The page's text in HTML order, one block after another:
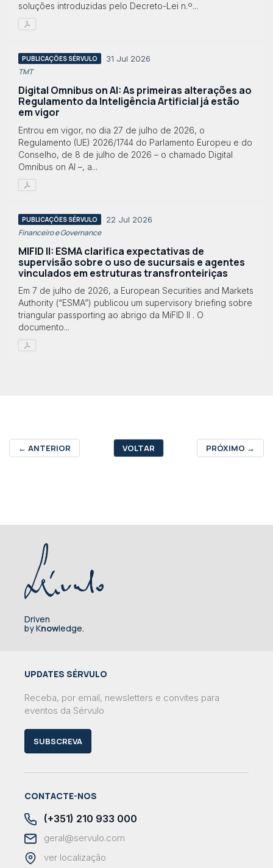
soluções introduzidas pelo Decreto-Lei n.º...
PUBLICAÇÕES SÉRVULO 31 Jul 2026
TMT
Digital Omnibus on AI: As primeiras alterações ao
Regulamento da Inteligência Artificial já estão
em vigor
Entrou em vigor, no dia 27 de julho de 2026, o
Regulamento (UE) 2026/1744 do Parlamento Europeu e do
Conselho, de 8 de julho de 2026 – o chamado Digital
Omnibus on AI –, a...
PUBLICAÇÕES SÉRVULO 22 Jul 2026
Financeiro e Governance
MIFID II: ESMA clarifica expectativas de
supervisão sobre o uso de sucursais e agentes
vinculados em estruturas transfronteiriças
Em 7 de julho de 2026, a European Securities and Markets
Authority (“ESMA”) publicou um supervisory briefing sobre
triangular passporting ao abrigo da MiFID II . O
documento...
← ANTERIOR VOLTAR PRÓXIMO →
Driven
by Knowledge.
UPDATES SÉRVULO
Receba, por email, newsletters e convites para
eventos da Sérvulo
SUBSCREVA
CONTACTE-NOS
(+351) 210 933 000
geral@servulo.com
ver localização